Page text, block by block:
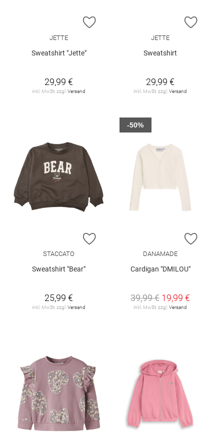
ZUR WUNSCHLISTE HINZUFÜGEN
JETTE
Sweatshirt "Jette"
29,99 €
inkl. MwSt. zzgl. Versand
ZUR
JETTE
Sweatshirt
29,99 €
inkl. MwSt. zzgl. Versand
ZUR WUNSCHLISTE HINZUFÜGEN
STACCATO
Sweatshirt "Bear"
25,99 €
inkl. MwSt. zzgl.Versand
ZUR
DANAMADE
Cardigan "DMILOU"
39,99 € 19,99 €
inkl. MwSt. zzgl.Versand
-50%